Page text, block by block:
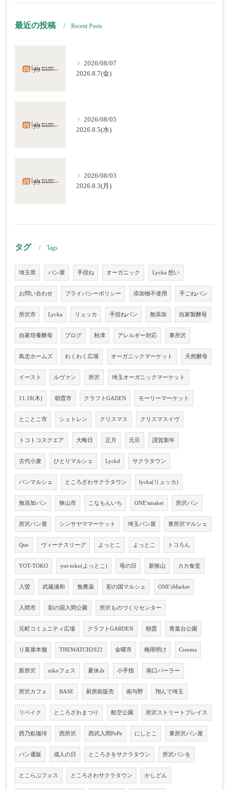
最近の投稿 Recent Posts
2026/08/07
2026.8.7(金)
2026/08/05
2026.8.5(水)
2026/08/03
2026.8.3(月)
タグ Tags
埼玉県 パン屋 手捏ね オーガニック Lycka 想い
お問い合わせ プライバシーポリシー 添加物不使用 手ごねパン
所沢市 Lycka リュッカ 手捏ねパン 無添加 自家製酵母
自家培養酵母 ブログ 秋津 アレルギー対応 東所沢
島忠ホームズ わくわく広場 オーガニックマーケット 天然酵母
イースト ルヴァン 所沢 埼玉オーガニックマーケット
11.18(木) 朝霞市 クラフトGADEN モーリーマーケット
とことこ市 シュトレン クリスマス クリスマスイヴ
トコトコスクエア 大晦日 正月 元旦 謹賀新年
古代小麦 ひとりマルシェ Lyckd サクラタウン
パンマルシェ ところざわサクラタウン lycka(リュッカ)
無添加パン 狭山市 こなもんいち ONE'smaket 所沢パン
所沢パン屋 シンサヤママーケット 埼玉パン屋 東所沢マルシェ
Que ヴィーナスリーグ よっとこ よっとこ トコろん
YOT-TOKO yot-toko(よっとこ) 母の日 新狭山 カカ食堂
入曽 武蔵浦和 無農薬 彩の国マルシェ ONE'sMarket
入間市 彩の国入間公園 所沢ものづくりセンター
元町コミュニティ広場 クラフトGARDEN 朝霞 青葉台公園
り菜屋本舗 THEMATCH2022 金曜市 梅雨明け Creema
新所沢 nikoフェス 夏休み 小手指 南口パーラー
所沢カフェ BASE 厨房前販売 南与野 翔んで埼玉
リベイク ところざわまつり 航空公園 所沢ストリートプレイス
西乃処珈琲 西所沢 西武入間PePe にしとこ 東所沢パン屋
パン通販 成人の日 ところさをサクラタウン 所沢パンを
とこらぶフェス ところさわサクラタウン かしどん